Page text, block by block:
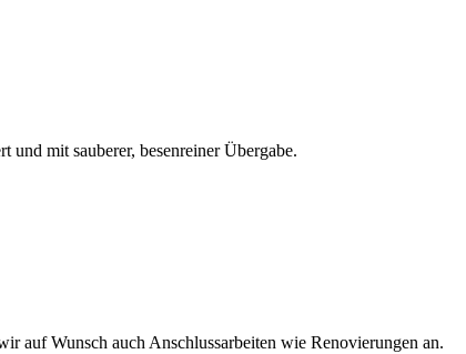
mit sauberer, besenreiner Übergabe.
auf Wunsch auch Anschlussarbeiten wie Renovierungen an.